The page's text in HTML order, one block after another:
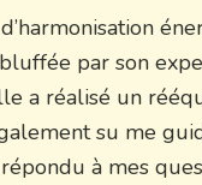
par son
a réalisé un
su me
à mes